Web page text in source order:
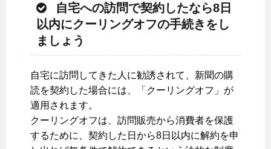
自宅への訪問で契約したなら8日
以内にクーリングオフの手続きをし
ましょう
自宅に訪問してきた人に勧誘されて、新聞の購
読を契約した場合には、「クーリングオフ」が
適用されます。
クーリングオフは、訪問販売から消費者を保護
するために、契約した日から8日以内に解約を申